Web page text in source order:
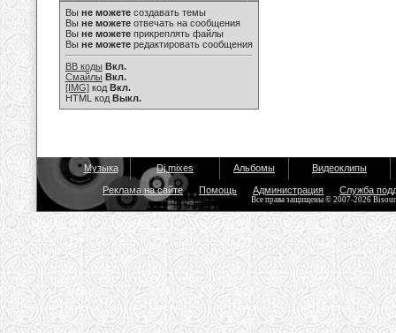
Вы не можете создавать темы
Вы не можете отвечать на сообщения
Вы не можете прикреплять файлы
Вы не можете редактировать сообщения
BB коды Вкл.
Смайлы Вкл.
[IMG] код Вкл.
HTML код Выкл.
Музыка Dj mixes Альбомы Видеоклипы
Реклама на сайте Помощь Администрация Служба
Все права защищены © 2007-2026